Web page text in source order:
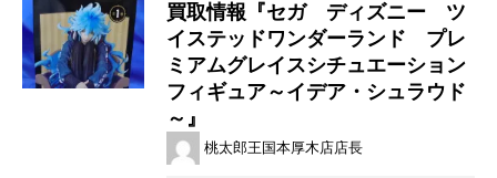
買取情報『セガ ディズニー ツ
イステッドワンダーランド プレ
ミアムグレイスシチュエーション
フィギュア～イデア・シュラウド
～』
桃太郎王国本厚木店店長